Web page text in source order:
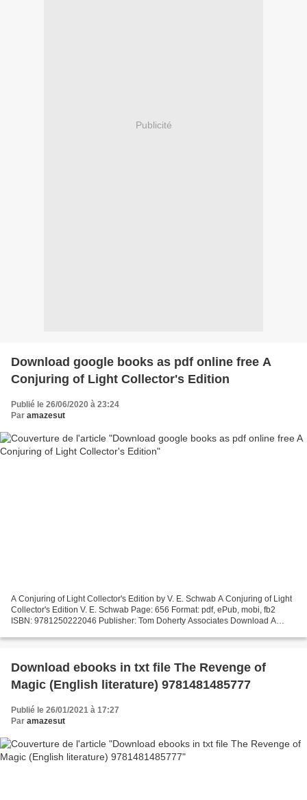
Publicité
Download google books as pdf online free A
Conjuring of Light Collector's Edition
Publié le 26/06/2020 à 23:24
Par amazesut
A Conjuring of Light Collector's Edition by V. E. Schwab A Conjuring of Light
Collector's Edition V. E. Schwab Page: 656 Format: pdf, ePub, mobi, fb2
ISBN: 9781250222046 Publisher: Tom Doherty Associates Download A
Download ebooks in txt file The Revenge of
Magic (English literature) 9781481485777
Publié le 26/01/2021 à 17:27
Par amazesut